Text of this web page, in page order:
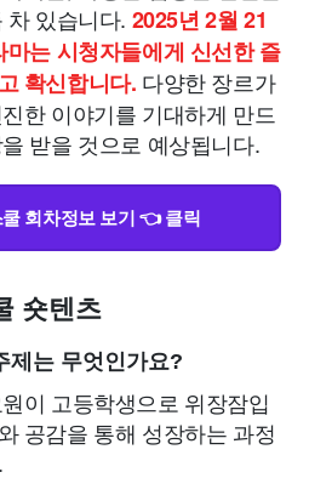
있습니다. 2025년 2월 21
는 시청자들에게 신선한 즐
확신합니다. 다양한 장르가
한 이야기를 기대하게 만드
받을 것으로 예상됩니다.
회차정보 보기 👈 클릭
숏텐츠
제는 무엇인가요?
이 고등학생으로 위장잠입
공감을 통해 성장하는 과정